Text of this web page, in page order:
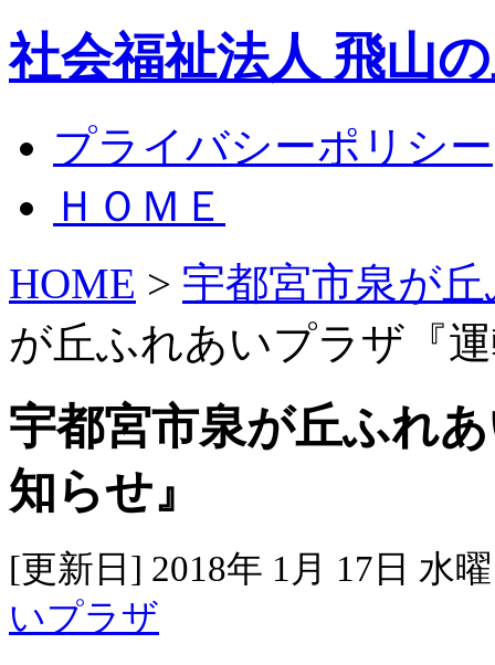
社会福祉法人 飛山
プライバシーポリシー
ＨＯＭＥ
HOME > 宇都宮市泉が
が丘ふれあいプラザ『
宇都宮市泉が丘ふれ
知らせ』
[更新日] 2018年 1月 17日 水
いプラザ